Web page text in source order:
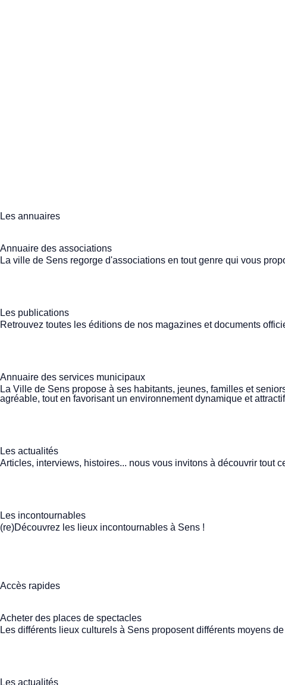
Les annuaires
Annuaire des associations
La ville de Sens regorge d'associations en tout genre qui vous
Les publications
Retrouvez toutes les éditions de nos magazines et documents
Annuaire des services municipaux
La Ville de Sens propose à ses habitants, jeunes, familles et
agréable, tout en favorisant un environnement dynamique et
Les actualités
Articles, interviews, histoires... nous vous invitons à découvrir tout
Les incontournables
(re)Découvrez les lieux incontournables à Sens !
Accès rapides
Acheter des places de spectacles
Les différents lieux culturels à Sens proposent différents moyens
Les actualités